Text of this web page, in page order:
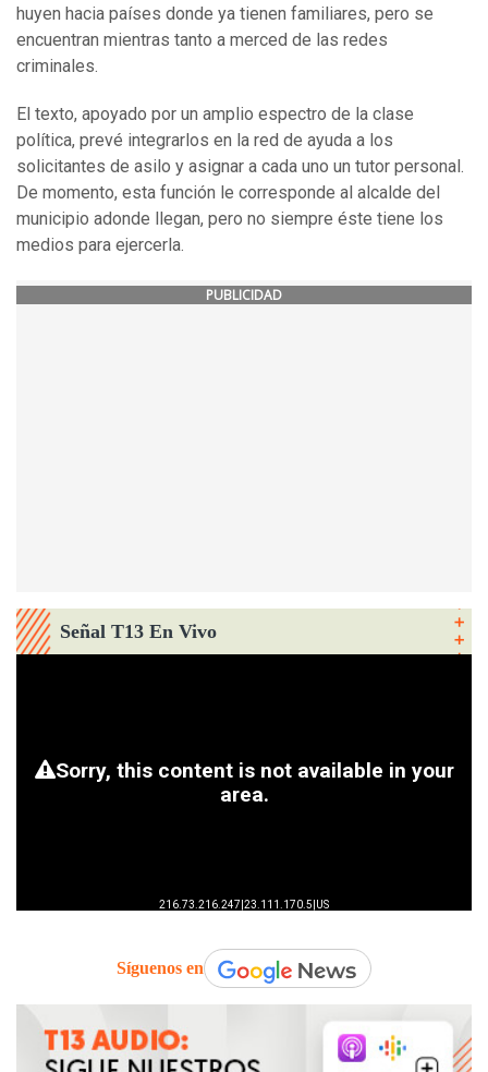
huyen hacia países donde ya tienen familiares, pero se
encuentran mientras tanto a merced de las redes
criminales.
El texto, apoyado por un amplio espectro de la clase
política, prevé integrarlos en la red de ayuda a los
solicitantes de asilo y asignar a cada uno un tutor personal.
De momento, esta función le corresponde al alcalde del
municipio adonde llegan, pero no siempre éste tiene los
medios para ejercerla.
PUBLICIDAD
Señal T13 En Vivo
Síguenos en